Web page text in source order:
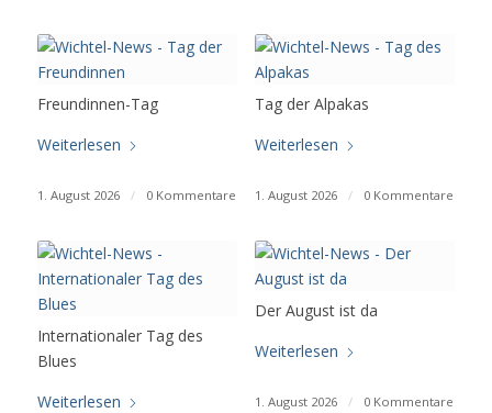
Freundinnen-Tag
Weiterlesen
1. August 2026 / 0 Kommentare
Tag der Alpakas
Weiterlesen
1. August 2026 / 0 Kommentare
Internationaler Tag des
Blues
Weiterlesen
Der August ist da
Weiterlesen
1. August 2026 / 0 Kommentare